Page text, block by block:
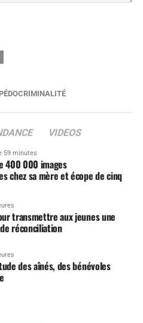
VIDEOS
59 minutes
400 000 images
chez sa mère et écope de cinq
transmettre aux jeunes une
réconciliation
des aînés, des bénévoles